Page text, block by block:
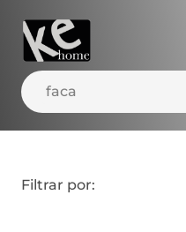
Filtrar por: